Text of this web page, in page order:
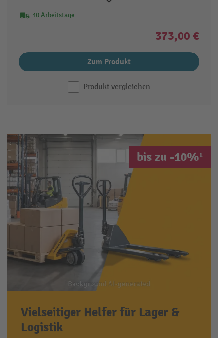
10 Arbeitstage
373,00 €
Zum Produkt
Produkt vergleichen
bis zu -10%¹
Vielseitiger Helfer für Lager &
Logistik